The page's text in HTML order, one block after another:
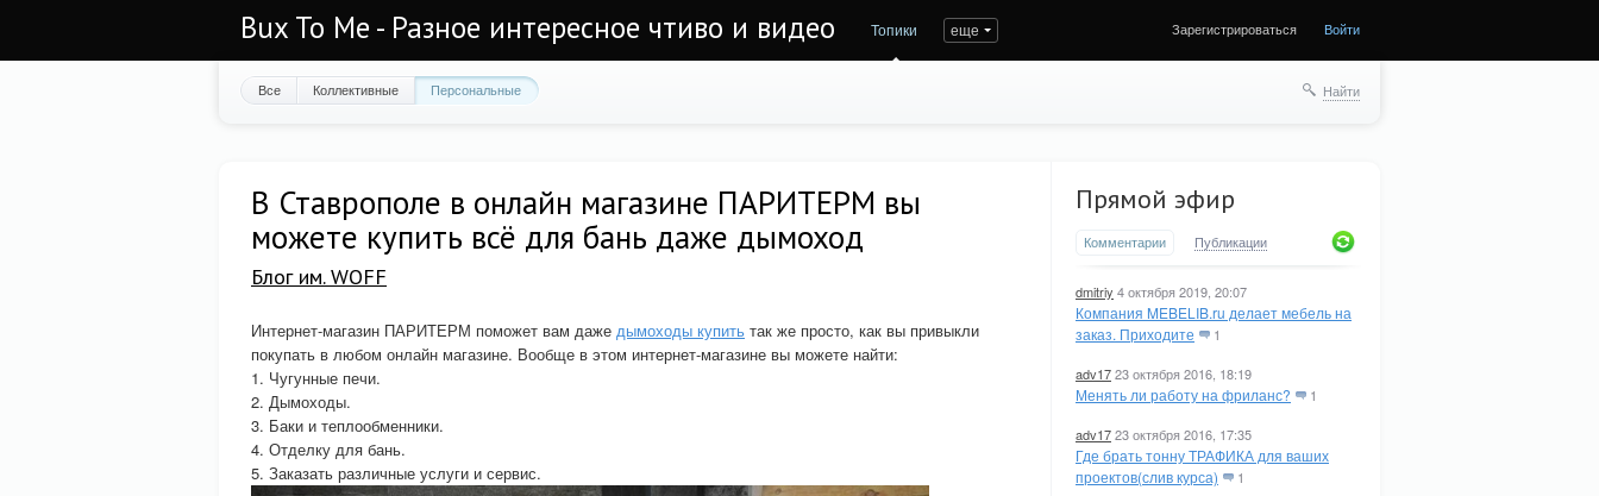
Bux To Me - Разное интересное чтиво и видео Топики еще Зарегистрироваться Войти
Все Коллективные Персональные Найти
Прямой эфир
Комментарии Публикации
dmitriy 4 октября 2019, 20:07
Компания MEBELIB.ru делает мебель на
заказ. Приходите
1
adv1723 октября 2016, 18:19
Менять ли работу на фриланс? 1
adv1723 октября 2016, 17:35
Где брать тонну ТРАФИКА для ваших
проектов(слив курса)
1
В Ставрополе в онлайн магазине ПАРИТЕРМ вы
можете купить всё для бань даже дымоход
Блог им. WOFF
Интернет-магазин ПАРИТЕРМ поможет вам даже дымоходы купить так же просто, как вы привыкли
покупать в любом онлайн магазине. Вообще в этом интернет-магазине вы можете найти:
1. Чугунные печи.
2. Дымоходы.
3. Баки и теплообменники.
4. Отделку для бань.
5. Заказать различные услуги и сервис.